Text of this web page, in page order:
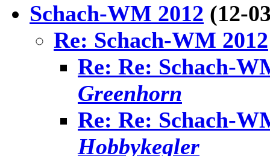
Schach-WM 2012 (12-
Re: Schach-WM 2012
Re: Re: Schach-
Greenhorn
Re: Re: Schach-
Hobbykegler